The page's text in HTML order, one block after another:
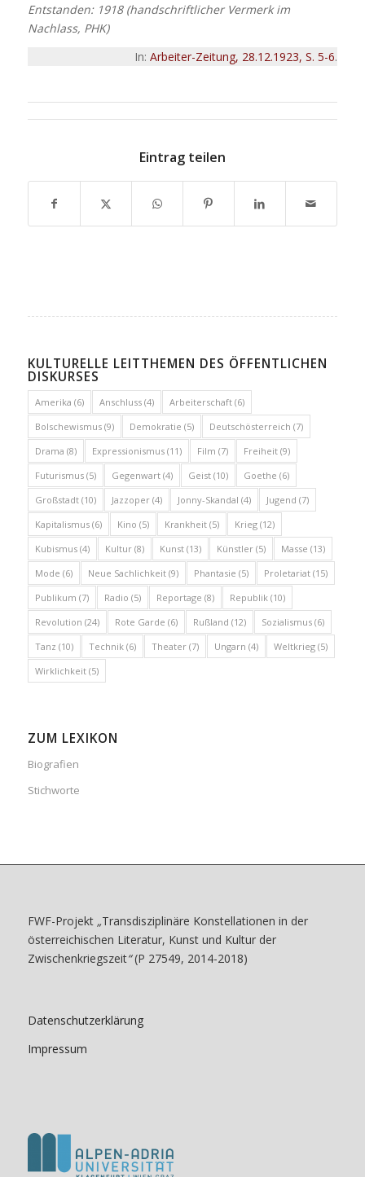
Entstanden: 1918 (handschriftlicher Vermerk im
Nachlass, PHK)
In:Arbeiter-Zeitung, 28.12.1923, S. 5-6.
Eintrag teilen
KULTURELLE LEITTHEMEN DES ÖFFENTLICHEN
DISKURSES
Amerika (6) Anschluss(4) Arbeiterschaft(6)
Bolschewismus(9) Demokratie (5) Deutschösterreich (7)
Drama (8) Expressionismus(11) Film (7) Freiheit(9)
Futurismus(5) Gegenwart(4) Geist(10) Goethe (6)
Großstadt(10) Jazzoper(4) Jonny-Skandal (4) Jugend (7)
Kapitalismus(6) Kino (5) Krankheit(5) Krieg(12)
Kubismus(4) Kultur(8) Kunst(13) Künstler(5) Masse (13)
Mode (6) Neue Sachlichkeit(9) Phantasie (5) Proletariat(15)
Publikum (7) Radio (5) Reportage (8) Republik(10)
Revolution (24) Rote Garde (6) Rußland (12) Sozialismus(6)
Tanz (10) Technik(6) Theater(7) Ungarn (4) Weltkrieg(5)
Wirklichkeit(5)
ZUM LEXIKON
Biografien
Stichworte
FWF-Projekt „Transdisziplinäre Konstellationen in der
österreichischen Literatur, Kunst und Kultur der
Zwischenkriegszeit“(P 27549, 2014-2018)
Datenschutzerklärung
Impressum